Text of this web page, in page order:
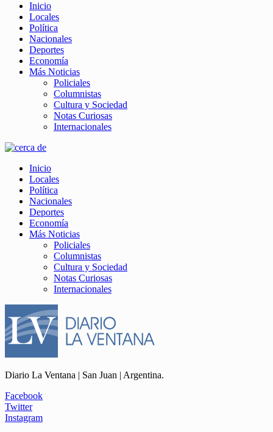
Inicio
Locales
Política
Nacionales
Deportes
Economía
Más Noticias
Policiales
Columnistas
Cultura y Sociedad
Notas Curiosas
Internacionales
Inicio
Locales
Política
Nacionales
Deportes
Economía
Más Noticias
Policiales
Columnistas
Cultura y Sociedad
Notas Curiosas
Internacionales
Diario La Ventana | San Juan | Argentina.
Facebook
Twitter
Instagram